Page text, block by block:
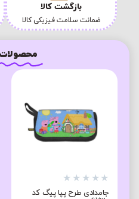
بازگشت کالا
ضمانت سلامت فیزیکی کالا
محصولات
پپا پیگ کد جامدادی طرح